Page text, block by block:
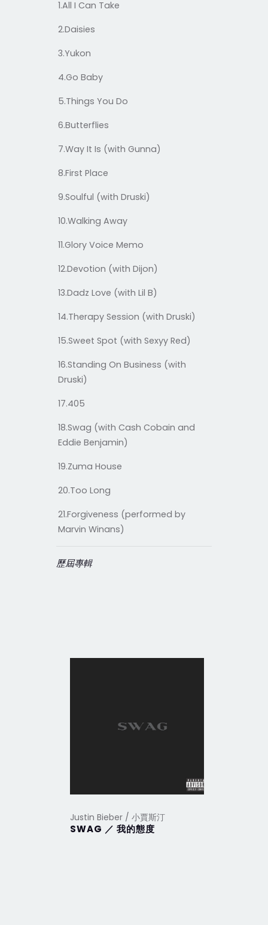
1.All I Can Take
2.Daisies
3.Yukon
4.Go Baby
5.Things You Do
6.Butterflies
7.Way It Is (with Gunna)
8.First Place
9.Soulful (with Druski)
10.Walking Away
11.Glory Voice Memo
12.Devotion (with Dijon)
13.Dadz Love (with Lil B)
14.Therapy Session (with Druski)
15.Sweet Spot (with Sexyy Red)
16.Standing On Business (with
Druski)
17.405
18.Swag (with Cash Cobain and
Eddie Benjamin)
19.Zuma House
20.Too Long
21.Forgiveness (performed by
Marvin Winans)
歷屆專輯
Justin Bieber / 小賈斯汀
SWAG ／ 我的態度